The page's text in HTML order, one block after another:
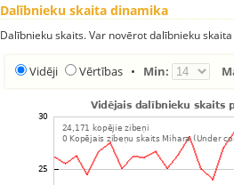
Dalībnieku skaita dinamika
Dalībnieku skaits. Var novērot dalībnieku
Vidēji Vērtības • Min: